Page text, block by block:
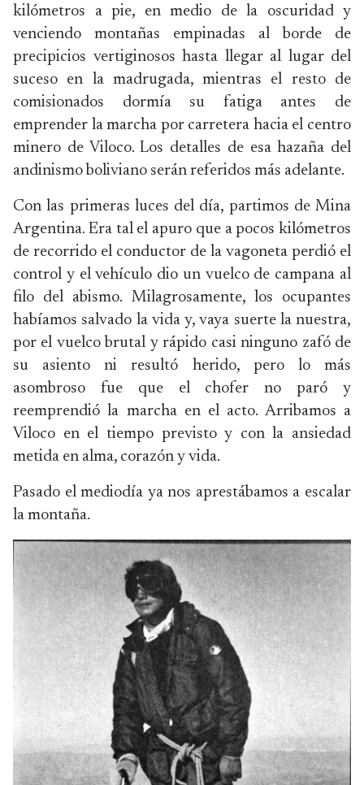
kilómetros a pie, en medio de la oscuridad y
venciendo montañas empinadas al borde de
precipicios vertiginosos hasta llegar al lugar del
suceso en la madrugada, mientras el resto de
comisionados dormía su fatiga antes de
emprender la marcha por carretera hacia el centro
minero de Viloco. Los detalles de esa hazaña del
andinismo boliviano serán referidos más adelante.
Con las primeras luces del día, partimos de Mina
Argentina. Era tal el apuro que a pocos kilómetros
de recorrido el conductor de la vagoneta perdió el
control y el vehículo dio un vuelco de campana al
filo del abismo. Milagrosamente, los ocupantes
habíamos salvado la vida y, vaya suerte la nuestra,
por el vuelco brutal y rápido casi ninguno zafó de
su asiento ni resultó herido, pero lo más
asombroso fue que el chofer no paró y
reemprendió la marcha en el acto. Arribamos a
Viloco en el tiempo previsto y con la ansiedad
metida en alma, corazón y vida.
Pasado el mediodía ya nos aprestábamos a escalar
la montaña.